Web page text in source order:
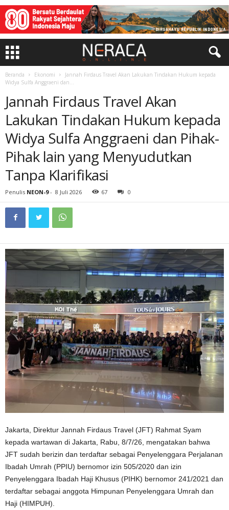
Beranda Ekonomi
Jannah Firdaus Travel Akan Lakukan Tindakan Hukum kepada
Widya Sulfa Anggraeni dan...
Jannah Firdaus Travel Akan
Lakukan Tindakan Hukum kepada
Widya Sulfa Anggraeni dan Pihak-
Pihak lain yang Menyudutkan
Tanpa Klarifikasi
Penulis NEON-9- 8 Juli 2026 67 0
Jakarta, Direktur Jannah Firdaus Travel (JFT) Rahmat Syam
kepada wartawan di Jakarta, Rabu, 8/7/26, mengatakan bahwa
JFT sudah berizin dan terdaftar sebagai Penyelenggara Perjalanan
Ibadah Umrah (PPIU) bernomor izin 505/2020 dan izin
Penyelenggara Ibadah Haji Khusus (PIHK) bernomor 241/2021 dan
terdaftar sebagai anggota Himpunan Penyelenggara Umrah dan
Haji (HIMPUH).